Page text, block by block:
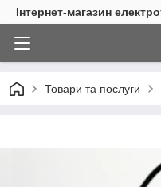
Інтернет-магазин
Товари та послуги